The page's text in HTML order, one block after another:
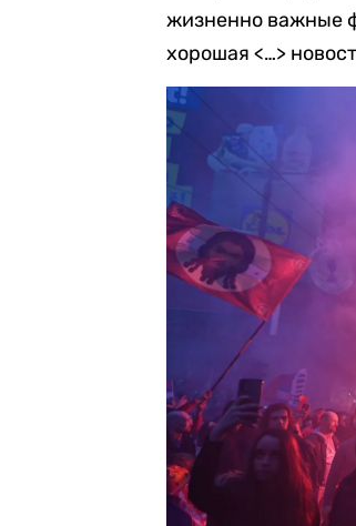
жизненно важные
хорошая <…>